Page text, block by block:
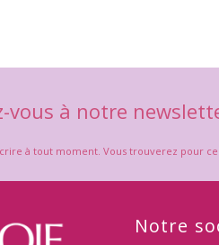
vous à notre
à tout moment. Vous trouverez pour
Notre